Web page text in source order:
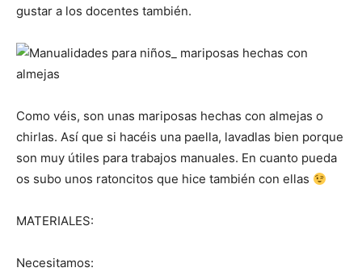
gustar a los docentes también.
Como véis, son unas mariposas hechas con almejas o
chirlas. Así que si hacéis una paella, lavadlas bien porque
son muy útiles para trabajos manuales. En cuanto pueda
os subo unos ratoncitos que hice también con ellas
MATERIALES:
Necesitamos: